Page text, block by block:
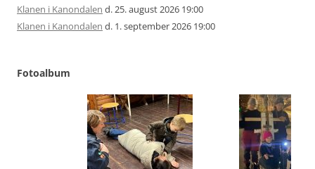
Klanen i Kanondalen d. 25. august 2026 19:00
Klanen i Kanondalen d. 1. september 2026 19:00
Fotoalbum